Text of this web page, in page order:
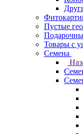
Пустые
Товары с
Семена